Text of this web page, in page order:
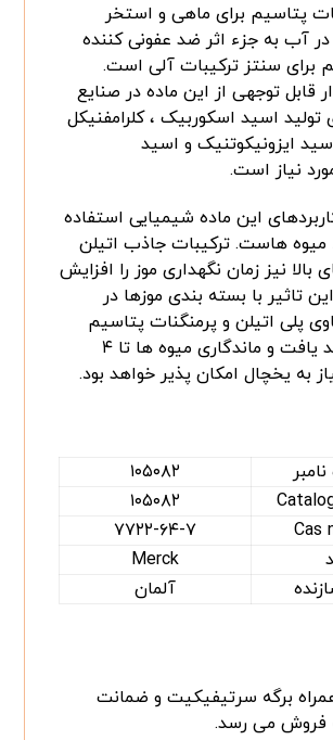
پتاسیم برای ماهی و استخر
آب به جزء اثر ضد عفونی کننده
سنتز ترکیبات آلی است.
قابل توجهی از این ماده در صنایع
تولید اسید اسکوربیک ، کلرامفنیکل
ایزونیکوتنیک و اسید
نیاز است.
این ماده شیمیایی استفاده
میوه هاست. ترکیبات جاذب اتیلن
بالا نیز زمان نگهداری موز را افزایش
تاثیر با بسته بندی موزها در
پلی اتیلن و پرمنگنات پتاسیم
افزایش خواهد یافت و ماندگاری میوه ها تا ۴
به یخچال امکان پذیر خواهد بود.
۱۰۵۰۸۲
۱۰۵۰۸۲
Cas
۷۷۲۲-۶۴-۷
Merck
آلمان
برگه سرتیفیکیت و ضمانت
فروش می رسد.